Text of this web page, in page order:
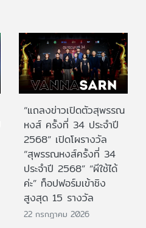
“แถลงข่าวเปิดตัวสุพรรณ
หงส์ ครั้งที่ 34 ประจำปี
2568” เปิดโผรางวัล
“สุพรรณหงส์ครั้งที่ 34
ประจำปี 2568” “ผีใช้ได้
ค่ะ” ท็อปฟอร์มเข้าชิง
สูงสุด 15 รางวัล
22 กรกฎาคม 2026